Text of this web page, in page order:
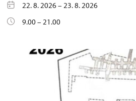
22. 8. 2026 – 23. 8. 2026
9.00 – 21.00